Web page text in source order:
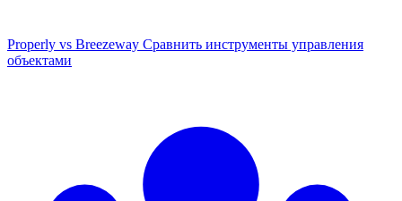
Properly vs Breezeway Сравнить инструменты управления
объектами